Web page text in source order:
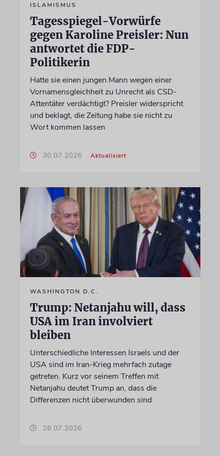
ISLAMISMUS
Tagesspiegel-Vorwürfe
gegen Karoline Preisler: Nun
antwortet die FDP-
Politikerin
Hatte sie einen jungen Mann wegen einer
Vornamensgleichheit zu Unrecht als CSD-
Attentäter verdächtigt? Preisler widerspricht
und beklagt, die Zeitung habe sie nicht zu
Wort kommen lassen
30.07.2026 Aktualisiert
WASHINGTON D.C.
Trump: Netanjahu will, dass
USA im Iran involviert
bleiben
Unterschiedliche Interessen Israels und der
USA sind im Iran-Krieg mehrfach zutage
getreten. Kurz vor seinem Treffen mit
Netanjahu deutet Trump an, dass die
Differenzen nicht überwunden sind
28.07.2026